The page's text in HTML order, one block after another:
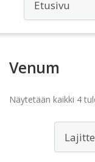
Venum
Näytetään kaikki 4